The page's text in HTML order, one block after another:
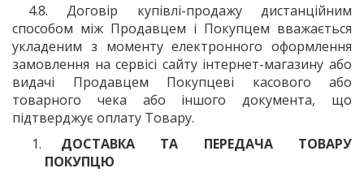
4.8. Договір купівлі-продажу дистанційним
способом між Продавцем і Покупцем вважається
укладеним з моменту електронного оформлення
замовлення на сервісі сайту інтернет-магазину або
видачі Продавцем Покупцеві касового або
товарного чека або іншого документа, що
підтверджує оплату Товару.
ДОСТАВКА ТА ПЕРЕДАЧА ТОВАРУ
ПОКУПЦЮ